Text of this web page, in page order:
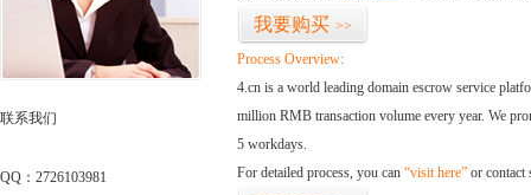
联系我们
QQ：2726103981
我要购买 >>
Process Overview:
4.cn is a world leading domain escrow service
million RMB transaction volume every year. We
5 workdays.
For detailed process, you can “visit here” or contact